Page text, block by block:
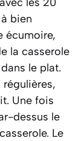
bien
écumoire,
la casserole
le plat.
régulières,
Une fois
dessus le
Le